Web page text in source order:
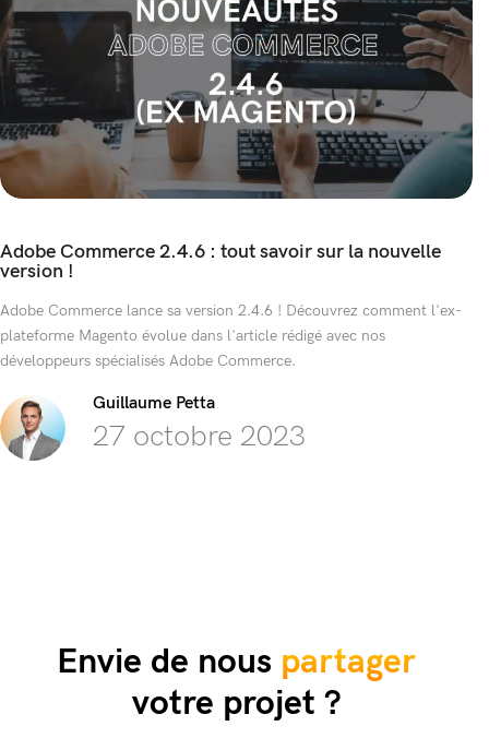
Adobe Commerce 2.4.6 : tout savoir sur la nouvelle
version !
Adobe Commerce lance sa version 2.4.6 ! Découvrez comment l'ex-
plateforme Magento évolue dans l'article rédigé avec nos
développeurs spécialisés Adobe Commerce.
Guillaume Petta
27 octobre 2023
Envie de nous partager
votre projet ?